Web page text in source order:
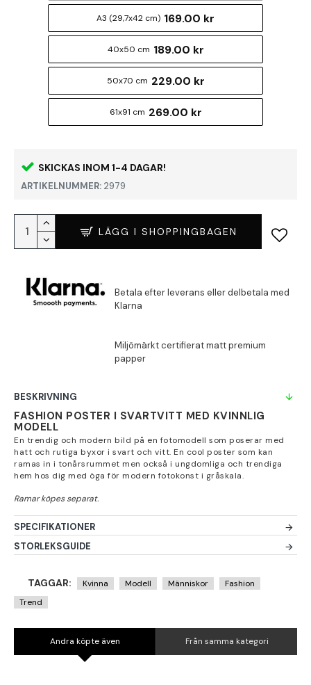
SKICKAS INOM 1-4 DAGAR!
ARTIKELNUMMER: 2979
A3 (29,7x42 cm) 169.00 kr
40x50 cm 189.00 kr
50x70 cm 229.00 kr
61x91 cm 269.00 kr
LÄGG I SHOPPINGBAGEN
BESKRIVNING
FASHION POSTER I SVARTVITT MED KVINNLIG
MODELL
En trendig och modern bild på en fotomodell som poserar med
hatt och rutiga byxor i svart och vitt. En cool poster som kan
ramas in i tonårsrummet men också i ungdomliga och trendiga
hem hos dig med öga för modern fotokonst i gråskala.
SPECIFIKATIONER
STORLEKSGUIDE
TAGGAR: Kvinna Modell Människor
Fashion
Trend
Andra köpte även Från samma kategori